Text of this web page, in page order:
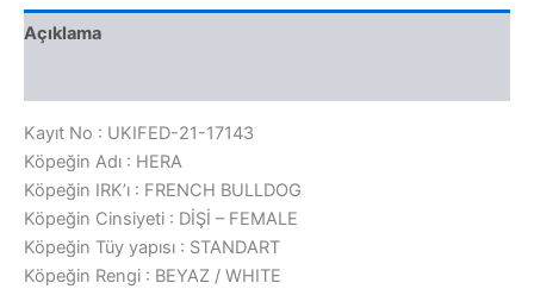
Açıklama
Kayıt No : UKIFED-21-17143
Köpeğin Adı : HERA
Köpeğin IRK’ı : FRENCH BULLDOG
Köpeğin Cinsiyeti : DİŞİ – FEMALE
Köpeğin Tüy yapısı : STANDART
Köpeğin Rengi : BEYAZ / WHITE